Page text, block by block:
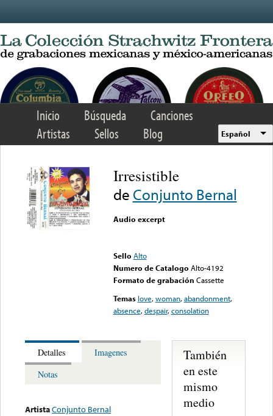
Inicio Búsqueda
Canciones
Artistas
Sellos Blog Español
Irresistible
de Conjunto Bernal
Audio excerpt
Sello Alto
Numero de Catalogo Alto-4192
Formato de grabación Cassette
Temas love,woman,abandonment,
absence,despair,consolation
Detalles
Imagenes
Notas
ArtistaConjunto Bernal
También
en este
mismo
medio